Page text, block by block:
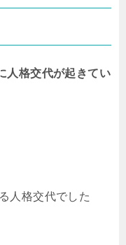
人格交代が起きてい
人格交代でした